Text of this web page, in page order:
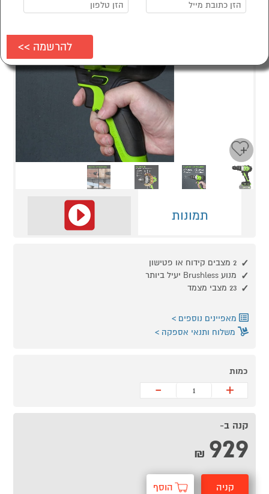
תמונות
2 מצבים קידוח או פטישון
מנוע Brushless יעיל ביותר
23 מצבי מצמד
מאפיינים נוספים
משלוח ותנאי אספקה
כמות
+
-
קנה ב-
929
₪
קניה הוסף